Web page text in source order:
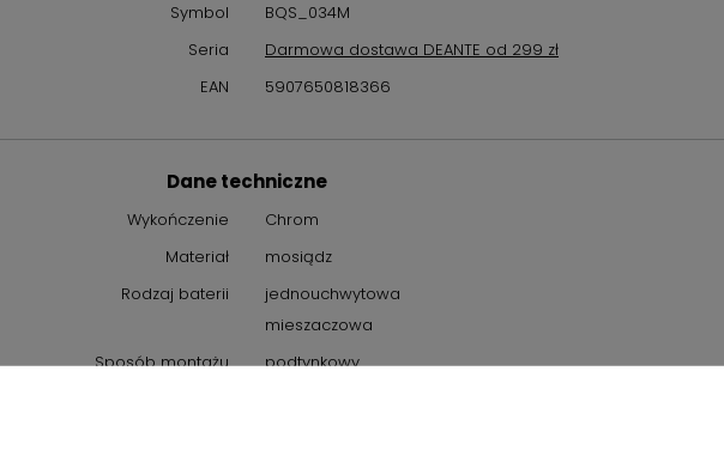
Symbol
BQS_034M
Seria
Darmowa dostawa DEANTE od 299 zł
EAN
5907650818366
Dane techniczne
Wykończenie
Chrom
Materiał
mosiądz
Rodzaj baterii
jednouchwytowa
mieszaczowa
Sposób montażu
podtynkowy